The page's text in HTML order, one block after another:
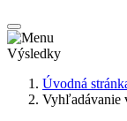
Výsledky
Úvodná
Vyhľadávanie